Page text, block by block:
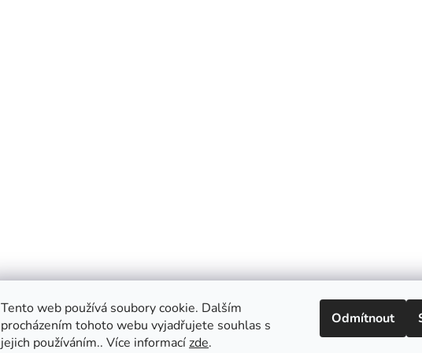
Tento web používá soubory cookie. Dalším
procházením tohoto webu vyjadřujete souhlas s
jejich používáním.. Více informacízde.
Odmítnout